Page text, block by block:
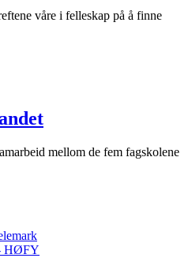
våre i felleskap på å finne
mellom de fem fagskolene
HØFY